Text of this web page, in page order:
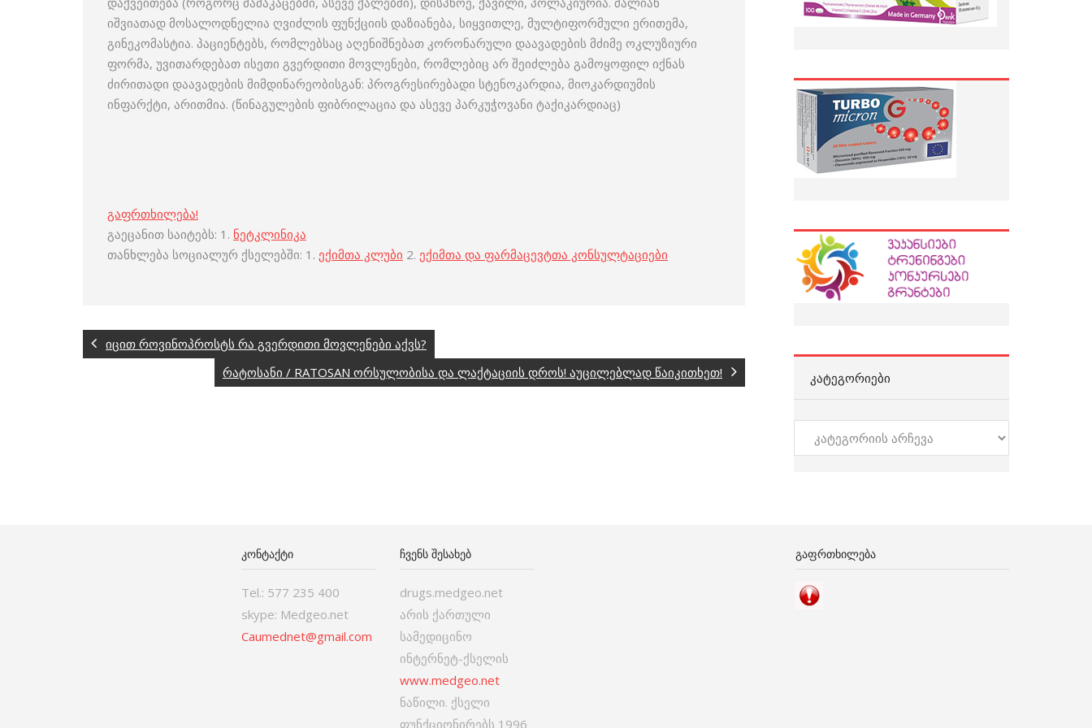
იშვიათად მოსალოდნელია ღვიძლის ფუნქციის დაზიანება, სიყვითლე, მულტიფორმული ერითემა,
გინეკომასტია. პაციენტებს, რომლებსაც აღენიშნებათ კორონარული დაავადების მძიმე ოკლუზიური
ფორმა, უვითარდებათ ისეთი გვერდითი მოვლენები, რომლებიც არ შეიძლება გამოყოფილ იქნას
ძირითადი დაავადების მიმდინარეობისგან: პროგრესირებადი სტენოკარდია, მიოკარდიუმის
ინფარქტი, არითმია. (წინაგულების ფიბრილაცია და ასევე პარკუჭოვანი ტაქიკარდიაც)
გაფრთხილება!
გაეცანით საიტებს: 1. ნეტკლინიკა
თანხლება სოციალურ ქსელებში: 1. ექიმთა კლუბი 2. ექიმთა და ფარმაცევტთა კონსულტაციები
იცით როვინოპროსტს რა გვერდითი მოვლენები აქვს?
რატოსანი / RATOSAN ორსულობისა და ლაქტაციის დროს! აუცილებლად წაიკითხეთ!
ᲙᲐᲢᲔᲒᲝᲠᲘᲔᲑᲘ
კატეგორიები
ᲙᲝᲜᲢᲐᲥᲢᲘ
Tel.: 577 235 400
skype: Medgeo.net
Caumednet@gmail.com
ᲩᲕᲔᲜᲡ ᲨᲔᲡᲐᲮᲔᲑ
drugs.medgeo.net
არის ქართული
სამედიცინო
ინტერნეტ-ქსელის
www.medgeo.net
ნაწილი. ქსელი
ფუნქციონირებს 1996
ᲒᲐᲤᲠᲗᲮᲘᲚᲔᲑᲐ